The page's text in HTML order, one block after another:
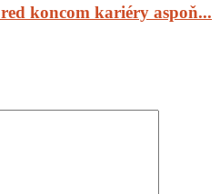
koncom kariéry aspoň...